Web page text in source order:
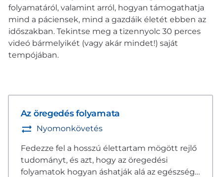
folyamatáról, valamint arról, hogyan támogathatja
mind a páciensek, mind a gazdáik életét ebben az
időszakban. Tekintse meg a tizennyolc 30 perces
videó bármelyikét (vagy akár mindet!) saját
tempójában.
Az öregedés folyamata
Nyomonkövetés
Fedezze fel a hosszú élettartam mögött rejlő
tudományt, és azt, hogy az öregedési
folyamatok hogyan áshatják alá az egészség